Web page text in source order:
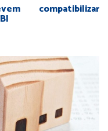
compatibilizar